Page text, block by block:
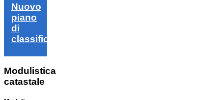
Nuovo
piano
di
classifica
Modulistica
catastale